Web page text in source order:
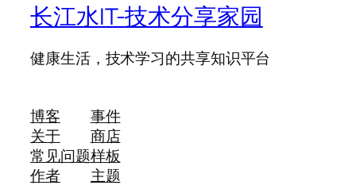
长江水IT-技术分享家园
健康生活，技术学习的共享知识平台
博客
关于
常见问题
作者
事件
商店
样板
主题